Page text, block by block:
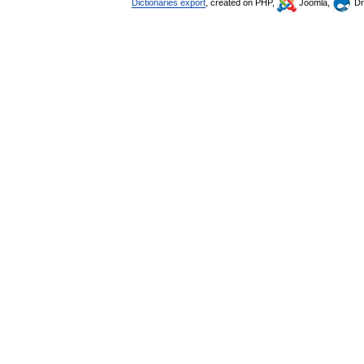
Dictionaries export , created on PHP, Joomla,